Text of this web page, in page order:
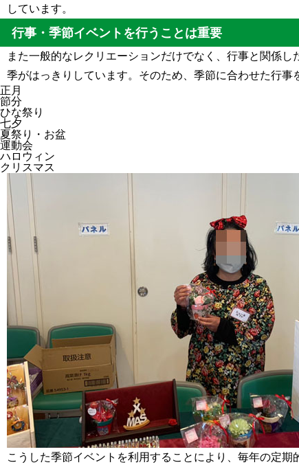
しています。
行事・季節イベントを行うことは重要
また一般的なレクリエーションだけでなく、行事と関係
季がはっきりしています。そのため、季節に合わせた行事
正月
節分
ひな祭り
七夕
夏祭り・お盆
運動会
ハロウィン
クリスマス
こうした季節イベントを利用することにより、毎年の定